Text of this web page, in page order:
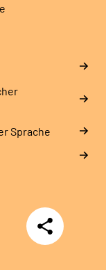
Sprache
Teilen